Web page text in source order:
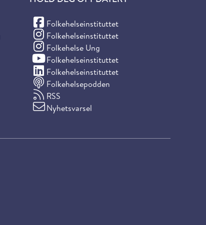
Folkehelseinstituttet
(Facebook)
Folkehelseinstituttet
(Instagram)
Folkehelse Ung
(Instagram)
Folkehelseinstituttet
(YouTube)
Folkehelseinstituttet
(LinkedIn)
Folkehelsepodden
RSS
Nyhetsvarsel